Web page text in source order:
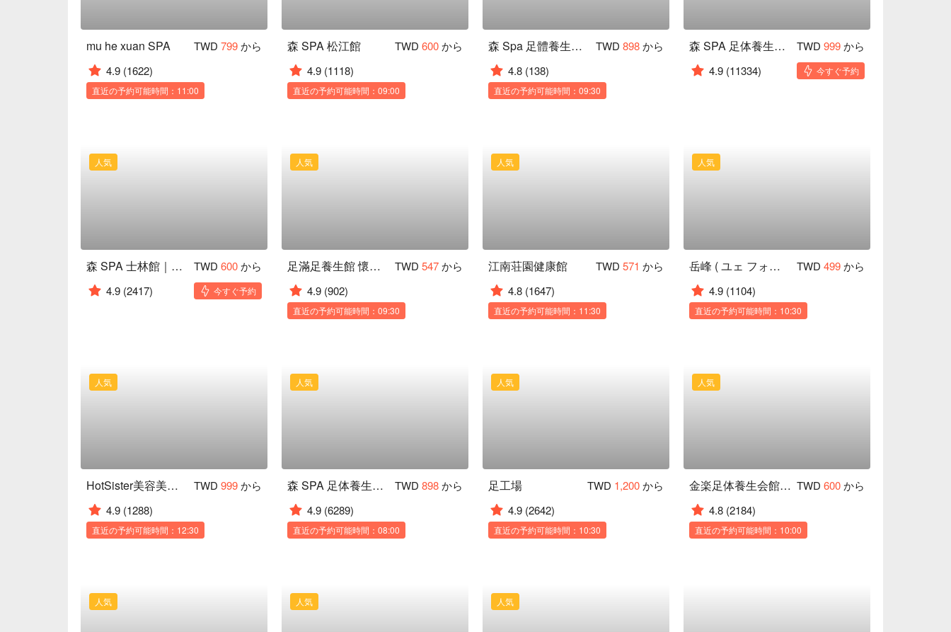
mu he xuan SPA TWD 799から
4.9 (1622)
直近の予約可能時間：11:00
森 SPA 松江館 TWD 600から
4.9 (1118)
直近の予約可能時間：09:00
森 Spa 足體養生會館 通化二館 TWD 898から
4.8 (138)
直近の予約可能時間：09:30
森 SPA 足体養生会館｜24 時間営業 TWD 999から
4.9 (11334) 今すぐ予約
人気
森 SPA 士林館｜24H 營業 TWD 600から
4.9 (2417) 今すぐ予約
人気
足滿足養生館 懷寧本店 TWD 547から
4.9 (902)
直近の予約可能時間：09:30
人気
江南荘園健康館 TWD 571 から
4.8 (1647)
直近の予約可能時間：11:30
人気
岳峰 ( ユェ フォン ) 足体養生館 TWD 499から
4.9 (1104)
直近の予約可能時間：10:30
人気
HotSister美容美体時尚美学｜獨立包廂 女師服務 TWD 999から
4.9 (1288)
直近の予約可能時間：12:30
人気
森 SPA 足体養生会館 通化館 TWD 898から
4.9 (6289)
直近の予約可能時間：08:00
人気
足工場 TWD 1,200から
4.9 (2642)
直近の予約可能時間：10:30
人気
金楽足体養生会館 八德別館 TWD 600から
4.8 (2184)
直近の予約可能時間：10:00
人気 人気 人気